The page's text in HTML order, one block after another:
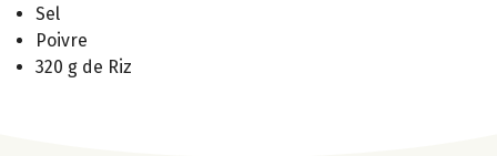
Sel
Poivre
320 g de Riz